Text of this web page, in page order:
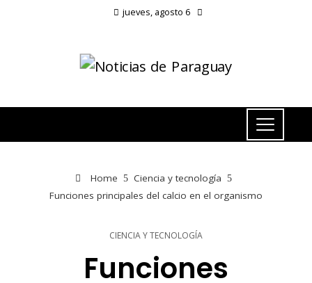
jueves, agosto 6
Home
Ciencia y tecnología
Funciones principales del calcio en el organismo
CIENCIA Y TECNOLOGÍA
Funciones